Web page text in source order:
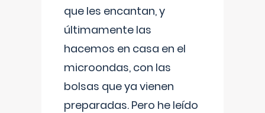
que les encantan, y
últimamente las
hacemos en casa en el
microondas, con las
bolsas que ya vienen
preparadas. Pero he leído